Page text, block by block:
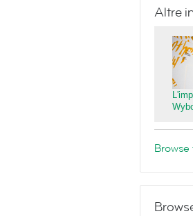
Altre